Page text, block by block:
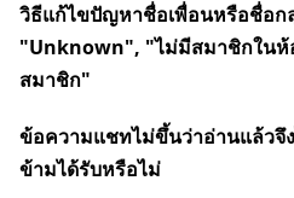
วิธีแก้ไขปัญหาชื่อเพื่อนหรือชื่อก
"Unknown", "ไม่มีสมาชิกใน
สมาชิก"
ข้อความแชทไม่ขึ้นว่าอ่านแล้วจึ
ข้ามได้รับหรือไม่